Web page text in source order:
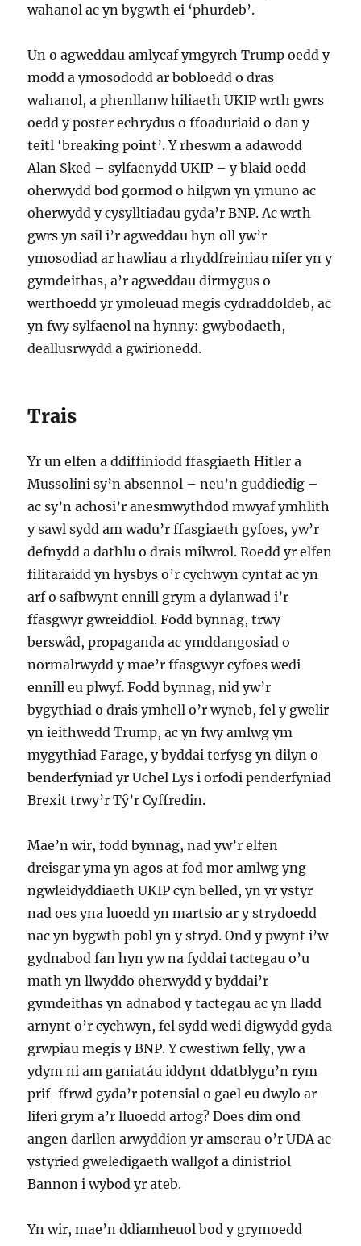
wahanol ac yn bygwth ei ‘phurdeb’.
Un o agweddau amlycaf ymgyrch Trump oedd y
modd a ymosododd ar bobloedd o dras
wahanol, a phenllanw hiliaeth UKIP wrth gwrs
oedd y poster echrydus o ffoaduriaid o dan y
teitl ‘breaking point’. Y rheswm a adawodd
Alan Sked – sylfaenydd UKIP – y blaid oedd
oherwydd bod gormod o hilgwn yn ymuno ac
oherwydd y cysylltiadau gyda’r BNP. Ac wrth
gwrs yn sail i’r agweddau hyn oll yw’r
ymosodiad ar hawliau a rhyddfreiniau nifer yn y
gymdeithas, a’r agweddau dirmygus o
werthoedd yr ymoleuad megis cydraddoldeb, ac
yn fwy sylfaenol na hynny: gwybodaeth,
deallusrwydd a gwirionedd.
Trais
Yr un elfen a ddiffiniodd ffasgiaeth Hitler a
Mussolini sy’n absennol – neu’n guddiedig –
ac sy’n achosi’r anesmwythdod mwyaf ymhlith
y sawl sydd am wadu’r ffasgiaeth gyfoes, yw’r
defnydd a dathlu o drais milwrol. Roedd yr elfen
filitaraidd yn hysbys o’r cychwyn cyntaf ac yn
arf o safbwynt ennill grym a dylanwad i’r
ffasgwyr gwreiddiol. Fodd bynnag, trwy
berswâd, propaganda ac ymddangosiad o
normalrwydd y mae’r ffasgwyr cyfoes wedi
ennill eu plwyf. Fodd bynnag, nid yw’r
bygythiad o drais ymhell o’r wyneb, fel y gwelir
yn ieithwedd Trump, ac yn fwy amlwg ym
mygythiad Farage, y byddai terfysg yn dilyn o
benderfyniad yr Uchel Lys i orfodi penderfyniad
Brexit trwy’r Tŷ’r Cyffredin.
Mae’n wir, fodd bynnag, nad yw’r elfen
dreisgar yma yn agos at fod mor amlwg yng
ngwleidyddiaeth UKIP cyn belled, yn yr ystyr
nad oes yna luoedd yn martsio ar y strydoedd
nac yn bygwth pobl yn y stryd. Ond y pwynt i’w
gydnabod fan hyn yw na fyddai tactegau o’u
math yn llwyddo oherwydd y byddai’r
gymdeithas yn adnabod y tactegau ac yn lladd
arnynt o’r cychwyn, fel sydd wedi digwydd gyda
grwpiau megis y BNP. Y cwestiwn felly, yw a
ydym ni am ganiatáu iddynt ddatblygu’n rym
prif-ffrwd gyda’r potensial o gael eu dwylo ar
liferi grym a’r lluoedd arfog? Does dim ond
angen darllen arwyddion yr amserau o’r UDA ac
ystyried gweledigaeth wallgof a dinistriol
Bannon i wybod yr ateb.
Yn wir, mae’n ddiamheuol bod y grymoedd